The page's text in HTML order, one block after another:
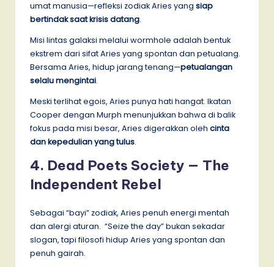
umat manusia—refleksi zodiak Aries yang siap
bertindak saat krisis datang.
Misi lintas galaksi melalui wormhole adalah bentuk
ekstrem dari sifat Aries yang spontan dan petualang.
Bersama Aries, hidup jarang tenang—petualangan
selalu mengintai.
Meski terlihat egois, Aries punya hati hangat. Ikatan
Cooper dengan Murph menunjukkan bahwa di balik
fokus pada misi besar, Aries digerakkan oleh cinta
dan kepedulian yang tulus.
4. Dead Poets Society — The
Independent Rebel
Sebagai “bayi” zodiak, Aries penuh energi mentah
dan alergi aturan. “Seize the day” bukan sekadar
slogan, tapi filosofi hidup Aries yang spontan dan
penuh gairah.